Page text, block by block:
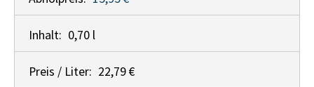
Inhalt: 0,70 l
Preis / Liter: 22,79 €